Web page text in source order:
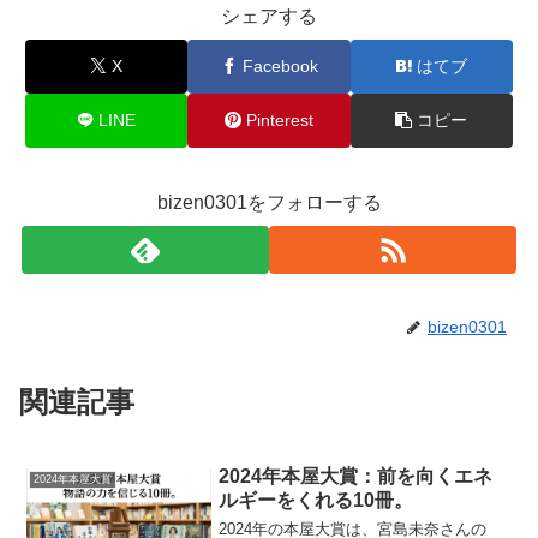
シェアする
X Facebook はてブ
LINE Pinterest コピー
bizen0301をフォローする
bizen0301
関連記事
2024年本屋大賞
2024年本屋大賞：前を向くエネ
ルギーをくれる10冊。
2024年の本屋大賞は、宮島未奈さんの